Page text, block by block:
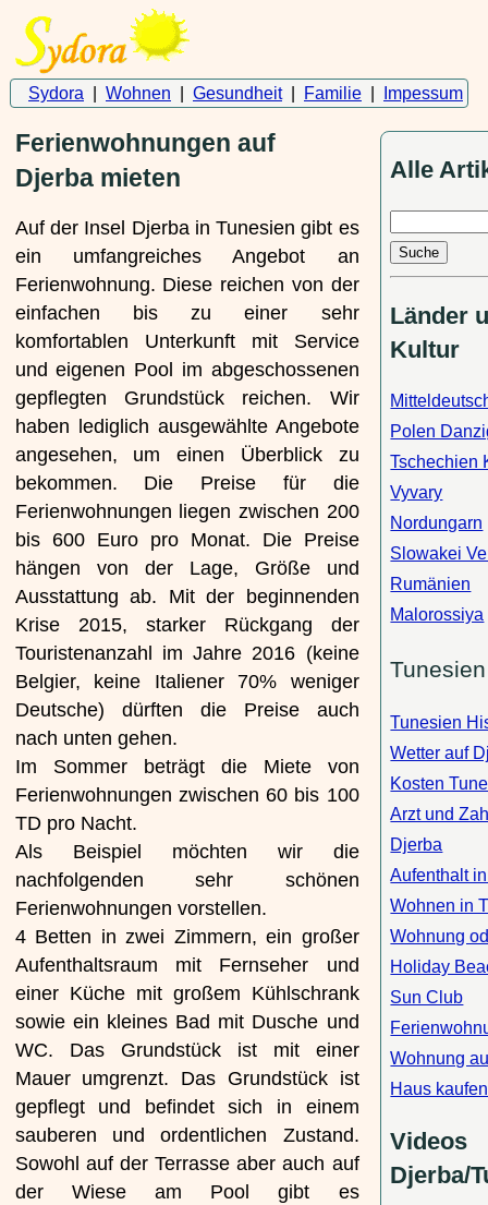
Sydora Wohnen Gesundheit| Familie Impessum
Ferienwohnungen auf
Djerba mieten
Auf der Insel Djerba in Tunesien gibt es
ein umfangreiches Angebot an
Ferienwohnung. Diese reichen von der
einfachen bis zu einer sehr
komfortablen Unterkunft mit Service
und eigenen Pool im abgeschossenen
gepflegten Grundstück reichen. Wir
haben lediglich ausgewählte Angebote
angesehen, um einen Überblick zu
bekommen. Die Preise für die
Ferienwohnungen liegen zwischen 200
bis 600 Euro pro Monat. Die Preise
hängen von der Lage, Größe und
Ausstattung ab. Mit der beginnenden
Krise 2015, starker Rückgang der
Touristenanzahl im Jahre 2016 (keine
Belgier, keine Italiener 70% weniger
Deutsche) dürften die Preise auch
nach unten gehen.
Im Sommer beträgt die Miete von
Ferienwohnungen zwischen 60 bis 100
TD pro Nacht.
Als Beispiel möchten wir die
nachfolgenden sehr schönen
Ferienwohnungen vorstellen.
4 Betten in zwei Zimmern, ein großer
Aufenthaltsraum mit Fernseher und
einer Küche mit großem Kühlschrank
sowie ein kleines Bad mit Dusche und
WC. Das Grundstück ist mit einer
Mauer umgrenzt. Das Grundstück ist
gepflegt und befindet sich in einem
sauberen und ordentlichen Zustand.
Sowohl auf der Terrasse aber auch auf
der Wiese am Pool gibt es
Alle
Länder
Kultur
Polen
Tschechien
Vyvary
Nordungarn
Slowakei
Rumänien
Malorossiya
Tunesien
Tunesien
Wetter auf
Kosten
Arzt und
Djerba
Aufenthalt
Wohnen in
Wohnung
Holiday
Sun Club
Wohnung
Haus
Videos
Djerba/